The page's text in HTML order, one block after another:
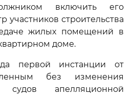
включить его
участников строительства
жилых помещений в
доме.
первой инстанции от
без изменения
судов апелляционной